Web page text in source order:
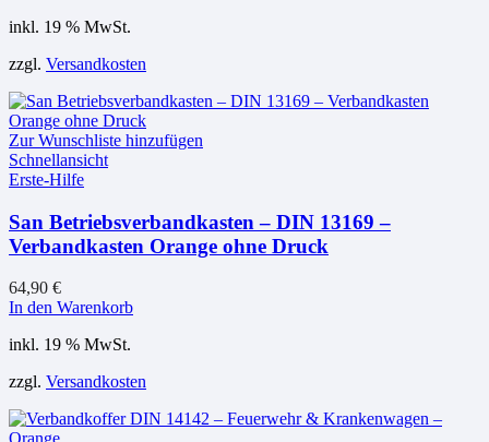
inkl. 19 % MwSt.
zzgl. Versandkosten
Zur Wunschliste hinzufügen
Schnellansicht
Erste-Hilfe
San Betriebsverbandkasten – DIN 13169 –
Verbandkasten Orange ohne Druck
64,90 €
In den Warenkorb
inkl. 19 % MwSt.
zzgl. Versandkosten